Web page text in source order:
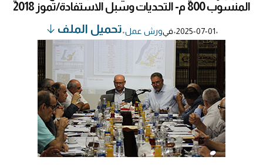
المنسوب 800 م- التحديات وسبل الاستفادة/تموز 2018
•
2025-07-01
•فيورش عمل•تحميل الملف